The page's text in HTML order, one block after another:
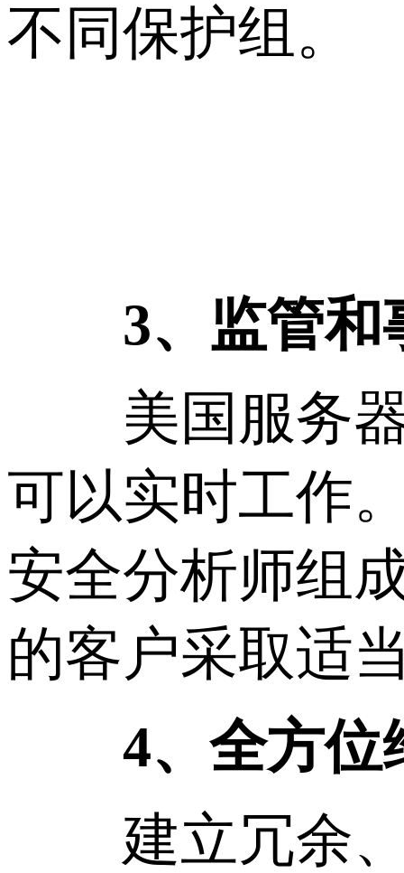
不同保护组。
3、监管和
美国服务器
可以实时工作
安全分析师组
的客户采取适
4、全方位
建立冗余、